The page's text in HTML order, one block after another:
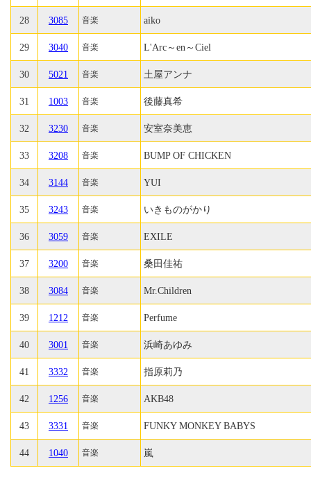
28 3085 音楽 aiko
29 3040 音楽 L'Arc～en～Ciel
30 5021 音楽 土屋アンナ
31 1003 音楽 後藤真希
32 3230 音楽 安室奈美恵
33 3208 音楽 BUMP OF CHICKEN
34 3144 音楽 YUI
35 3243 音楽 いきものがかり
36 3059 音楽 EXILE
37 3200 音楽 桑田佳祐
38 3084 音楽 Mr.Children
39 1212 音楽 Perfume
40 3001 音楽 浜崎あゆみ
41 3332 音楽 指原莉乃
42 1256 音楽 AKB48
43 3331 音楽 FUNKY MONKEY BABYS
44 1040 音楽 嵐